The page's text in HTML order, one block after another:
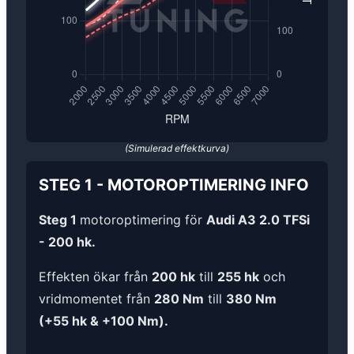
(Simulerad effektkurva)
STEG 1 - MOTOROPTIMERING INFO
Steg 1 motoroptimering för Audi A3 2.0 TFSi
- 200 hk.
Effekten ökar från 200 hk till 255 hk och
vridmomentet från 280 Nm till 380 Nm
(+55 hk & +100 Nm).